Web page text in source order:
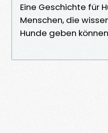
Eine Geschichte für
Menschen, die
Hunde geben